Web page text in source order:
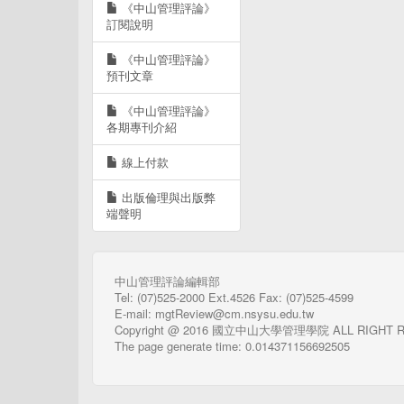
《中山管理評論》
訂閱說明
《中山管理評論》
預刊文章
《中山管理評論》
各期專刊介紹
線上付款
出版倫理與出版弊
端聲明
中山管理評論編輯部
Tel: (07)525-2000 Ext.4526 Fax: (07)525-4599
E-mail: mgtReview@cm.nsysu.edu.tw
Copyright @ 2016 國立中山大學管理學院 ALL RIGHT
The page generate time: 0.014371156692505